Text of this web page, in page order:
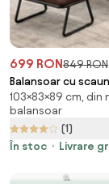
699 RON849 RON
Balansoar cu
suport picioare,
pentru uz interior
rezistent până la
103×83×89 cm, din
balansoar
(1)
În stoc
Livrare